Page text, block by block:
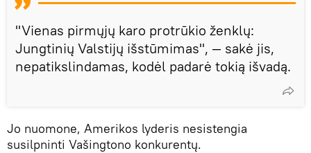
"Vienas pirmųjų karo protrūkio ženklų:
Jungtinių Valstijų išstūmimas", — sakė jis,
nepatikslindamas, kodėl padarė tokią išvadą.
Jo nuomone, Amerikos lyderis nesistengia
susilpninti Vašingtono konkurentų.